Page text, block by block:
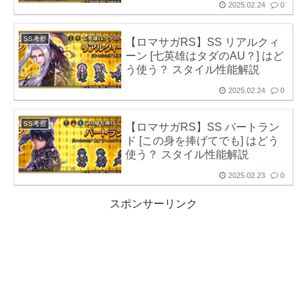
2025.02.24 0
SS考察
【ロマサガRS】SS リアルクィ
ーン [七英雄はタダのAU？] はど
う使う？ スタイル性能解説
2025.02.24 0
SS考察
【ロマサガRS】SS バートラン
ド [この身を捧げてでも] はどう
使う？ スタイル性能解説
2025.02.23 0
スポンサーリンク